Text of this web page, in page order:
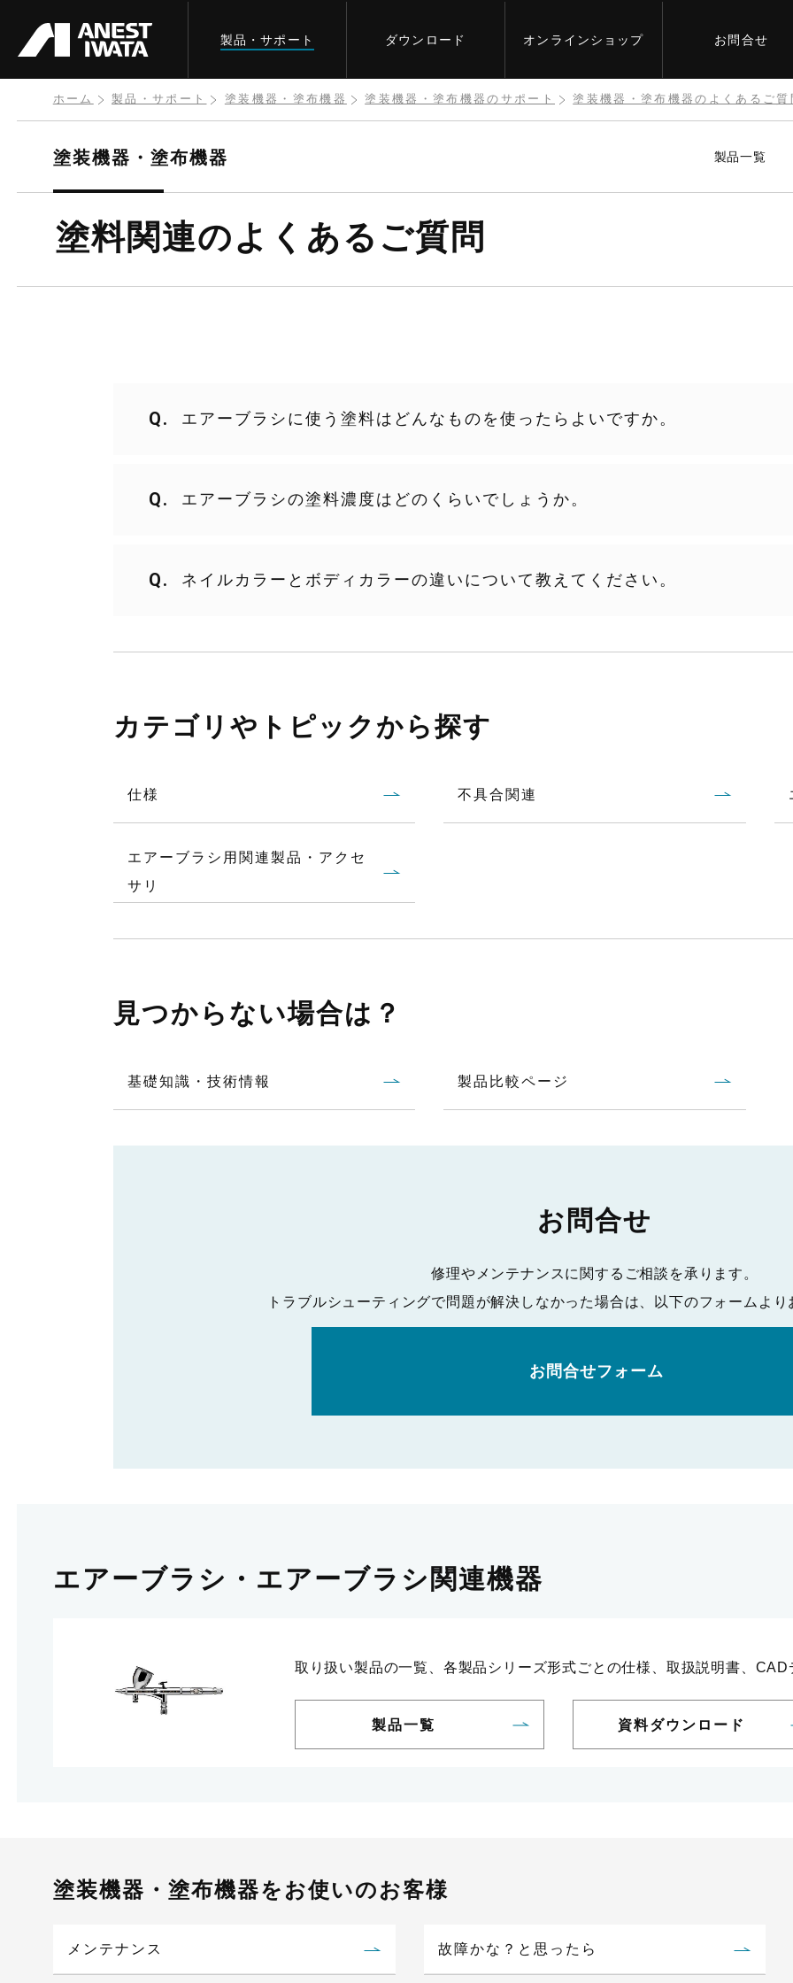
製品・サポート ダウンロード オンラインショップ お問合せ
ホーム 製品・サポート 塗装機器・塗布機器 塗装機器・塗布機器のサポート 塗装機器・塗布機器のよくあるご質
塗料関連のよくあるご質問
エアーブラシに使う塗料はどんなものを使ったらよいですか。
（2液ウレタン塗料の場合は硬化剤なしで使用することが多いです。）
※エアーブラシの塗料といっても、何を塗るかによって変わってきますが、下記以外の塗料
・希釈ができないもの、高濃度だとノズルが詰まってしまうため
・粒子があるもの（メタリック塗料など）
・摩耗性の高いもの
エアーブラシの塗料濃度はどのくらいでしょうか。
・ファインアートなど絵を書くペインターは2倍～3倍希釈しています。
ネイルカラーとボディカラーの違いについて教えてください。
カテゴリやトピックから探す
仕様 不具合関連
エアーブラシ用関連製品・アクセ
サリ
見つからない場合は？
基礎知識・技術情報 製品比較ページ
お問合せ
修理やメンテナンスに関するご相談を承ります。
トラブルシューティングで問題が解決しなかった場合は、以下のフォームより
お問合せフォーム
エアーブラシ・エアーブラシ関連機器
取り扱い製品の一覧、各製品シリーズ形式ごとの仕様、取扱説明書、
製品一覧 資料ダウンロード
塗装機器・塗布機器 製品一覧
塗装機器・塗布機器をお使いのお客様
メンテナンス 故障かな？と思ったら